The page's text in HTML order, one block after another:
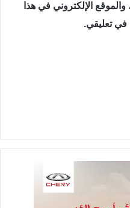
الإلكتروني في هذا
في تعليقي.